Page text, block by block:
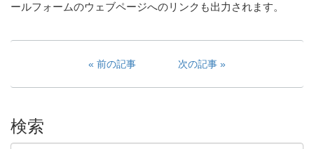
ールフォームのウェブページへのリンクも出力されます。
前の記事 次の記事
検索